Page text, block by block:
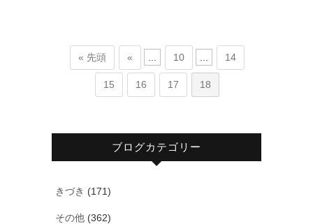
« 先頭 « 10 14
15 16 17 18
ブログカテゴリー
きづき (171)
その他 (362)